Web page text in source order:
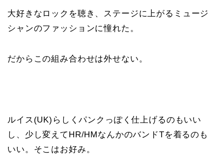
大好きなロックを聴き、ステージに上がるミュージ
シャンのファッションに憧れた。
だからこの組み合わせは外せない。
ルイス(UK)らしくパンクっぽく仕上げるのもいい
し、少し変えてHR/HMなんかのバンドTを着るのも
いい。そこはお好み。